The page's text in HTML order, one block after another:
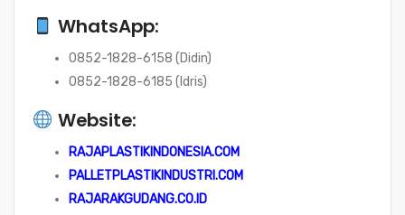
WhatsApp:
0852-1828-6158 (Didin)
0852-1828-6185 (Idris)
Website:
RAJAPLASTIKINDONESIA.COM
PALLETPLASTIKINDUSTRI.COM
RAJARAKGUDANG.CO.ID